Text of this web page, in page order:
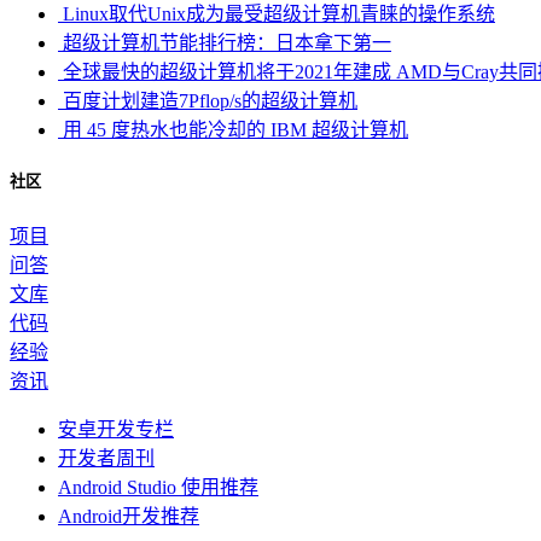
Linux取代Unix成为最受超级计算机青睐的操作系统
超级计算机节能排行榜：日本拿下第一
全球最快的超级计算机将于2021年建成 AMD与Cray共
百度计划建造7Pflop/s的超级计算机
用 45 度热水也能冷却的 IBM 超级计算机
社区
项目
问答
文库
代码
经验
资讯
安卓开发专栏
开发者周刊
Android Studio 使用推荐
Android开发推荐